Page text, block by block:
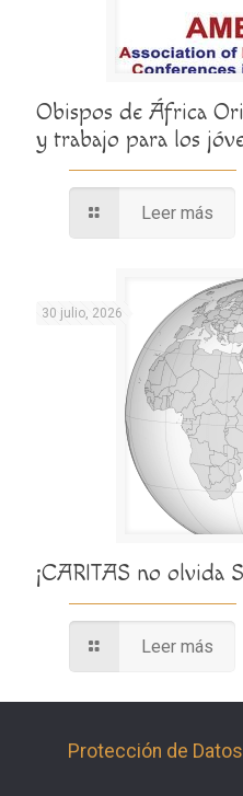
Obispos de África
y trabajo para los
Leer más
30 julio, 2026
¡CARITAS no olvida
Leer más
Protección de Datos